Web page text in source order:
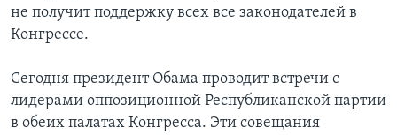
НЬЮ-ЙОРК NEW YORK
АМЕРИКА. БОЛЬШОЕ ПУТЕШЕСТВИЕ
ТЕСТЫ
ВИДЕО
ПОДПИСКА НА НОВОСТИ
Learning English
не получит поддержку всех все законодателей в
Конгрессе.
Сегодня президент Обама проводит встречи с
лидерами оппозиционной Республиканской партии
в обеих палатах Конгресса. Эти совещания